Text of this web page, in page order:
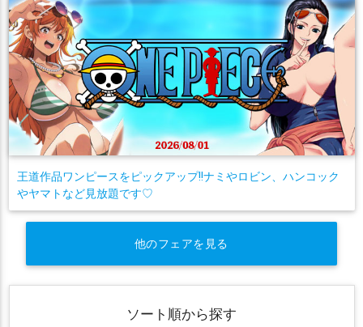
王道作品ワンピースをピックアップ!!ナミやロビン、ハンコック
やヤマトなど見放題です♡
他のフェアを見る
ソート順から探す